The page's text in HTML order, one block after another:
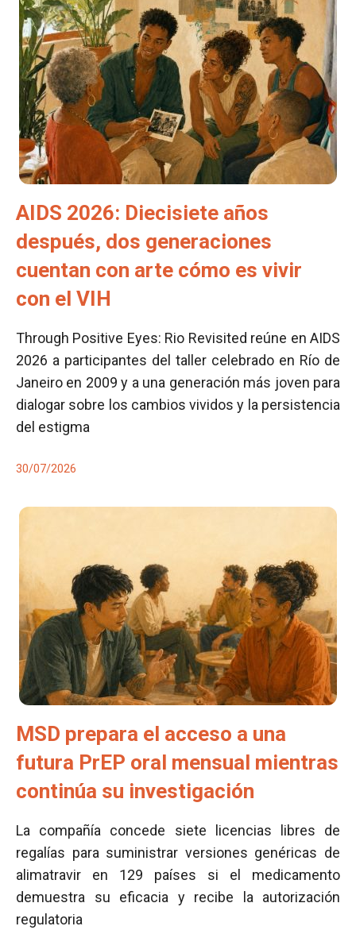
AIDS 2026: Diecisiete años
después, dos generaciones
cuentan con arte cómo es vivir
con el VIH
Through Positive Eyes: Rio Revisited reúne en AIDS
2026 a participantes del taller celebrado en Río de
Janeiro en 2009 y a una generación más joven para
dialogar sobre los cambios vividos y la persistencia
del estigma
30/07/2026
MSD prepara el acceso a una
futura PrEP oral mensual mientras
continúa su investigación
La compañía concede siete licencias libres de
regalías para suministrar versiones genéricas de
alimatravir en 129 países si el medicamento
demuestra su eficacia y recibe la autorización
regulatoria